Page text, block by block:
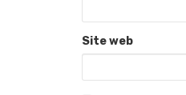
Site web